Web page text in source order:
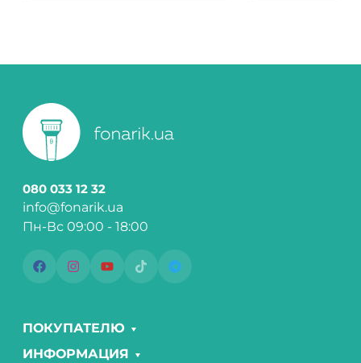
080 033 12 32
info@fonarik.ua
Пн-Вс 09:00 - 18:00
ПОКУПАТЕЛЮ
ИНФОРМАЦИЯ